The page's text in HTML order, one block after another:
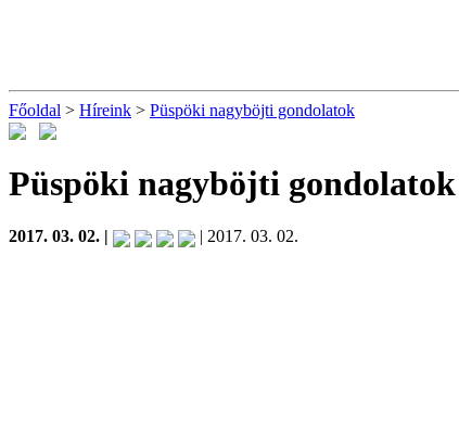
Főoldal > Híreink > Püspöki nagyböjti gondolatok
Püspöki nagyböjti gondolatok
2017. 03. 02. | | 2017. 03. 02.